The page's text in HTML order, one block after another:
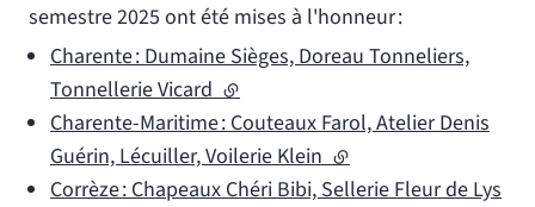
semestre 2025 ont été mises à l'honneur :
Charente : Dumaine Sièges, Doreau Tonneliers,
Tonnellerie Vicard(lien externe)
Charente-Maritime : Couteaux Farol, Atelier Denis
Guérin, Lécuiller, Voilerie Klein(lien externe)
Corrèze : Chapeaux Chéri Bibi, Sellerie Fleur de Lys